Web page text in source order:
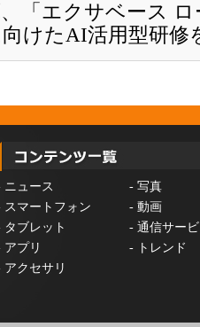
「エクサベース
けたAI活用型研修
ニュース - 写真
スマートフォン - 動画
タブレット - 通信サー
アプリ -
トレンド
アクセサリ